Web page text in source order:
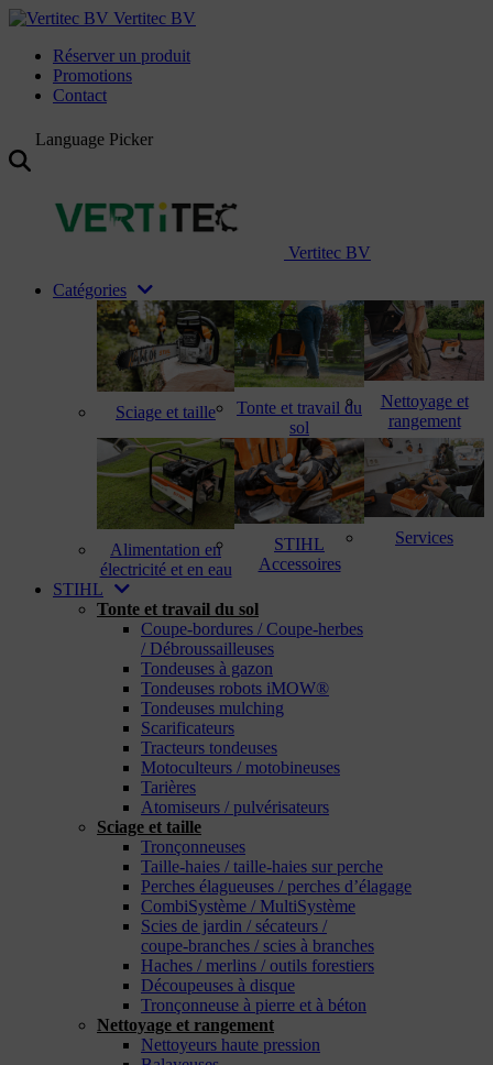
Vertitec BV
Réserver un produit
Promotions
Contact
Language Picker
Vertitec BV
Catégories
Sciage et taille
Tonte et travail du
sol
Nettoyage et
rangement
Alimentation en
électricité et en eau
STIHL
Accessoires
Services
STIHL
Tonte et travail du sol
Coupe-bordures / Coupe-herbes
/ Débroussailleuses
Tondeuses à gazon
Tondeuses robots iMOW®
Tondeuses mulching
Scarificateurs
Tracteurs tondeuses
Motoculteurs / motobineuses
Tarières
Atomiseurs / pulvérisateurs
Sciage et taille
Tronçonneuses
Taille-haies / taille-haies sur perche
Perches élagueuses / perches d’élagage
CombiSystème / MultiSystème
Scies de jardin / sécateurs /
coupe-branches / scies à branches
Haches / merlins / outils forestiers
Découpeuses à disque
Tronçonneuse à pierre et à béton
Nettoyage et rangement
Nettoyeurs haute pression